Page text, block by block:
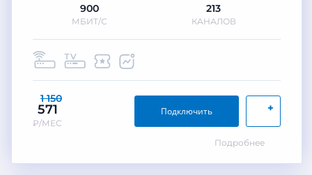
900
МБИТ/С
213
КАНАЛОВ
1 150
571
₽/МЕС
+
Подключить
Подробнее